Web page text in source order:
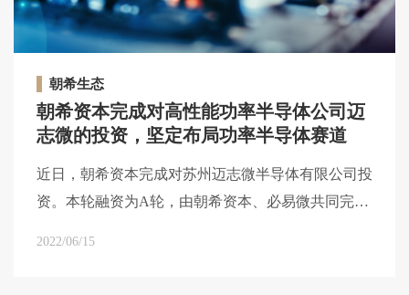
朝希生态
朝希资本完成对高性能功率半导体公司迈
志微的投资，坚定布局功率半导体赛道
近日，朝希资本完成对苏州迈志微半导体有限公司投
资。本轮融资为A轮，由朝希资本、必易微共同完成
2022/06/15